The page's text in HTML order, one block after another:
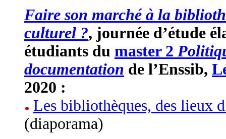
Faire son marché à la
culturel ?, journée d’étude
étudiants du master 2
documentation de l’Enssib,
2020 :
Les bibliothèques, des lieux
(diaporama)